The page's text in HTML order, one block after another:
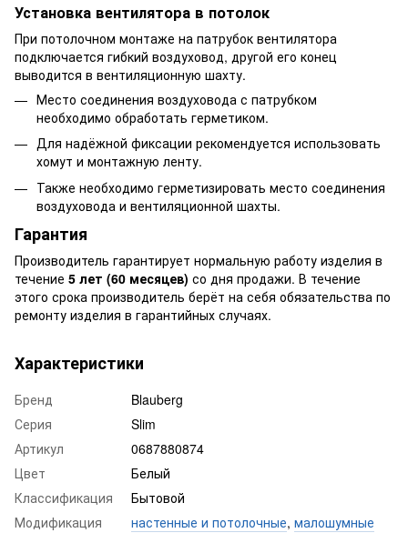
Установка вентилятора в потолок
При потолочном монтаже на патрубок вентилятора
подключается гибкий воздуховод, другой его конец
выводится в вентиляционную шахту.
Место соединения воздуховода с патрубком
необходимо обработать герметиком.
Для надёжной фиксации рекомендуется использовать
хомут и монтажную ленту.
Также необходимо герметизировать место соединения
воздуховода и вентиляционной шахты.
Гарантия
Производитель гарантирует нормальную работу изделия в
течение 5 лет (60 месяцев) со дня продажи. В течение
этого срока производитель берёт на себя обязательства по
ремонту изделия в гарантийных случаях.
Характеристики
Бренд
Blauberg
Серия
Slim
Артикул
0687880874
Цвет
Белый
Классификация
Бытовой
Модификация
настенные и потолочные, малошумные